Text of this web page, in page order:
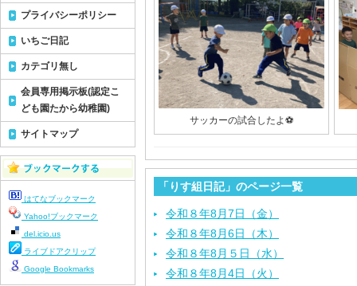
サッカーの試合したよ⚽️
「りす組日記」のページ一覧
令和８年8月7日（金）
令和８年8月6日（木）
令和８年8月５日（水）
令和８年8月4日（火）
プライバシーポリシー
いちご日記
カテゴリ無し
会員専用掲示板(認定こ
ども園たから幼稚園)
サイトマップ
はてなブックマーク
Yahoo!ブックマーク
del.icio.us
ライブドアクリップ
Google Bookmarks